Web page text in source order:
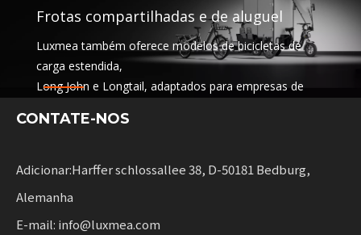
Frotas compartilhadas e de aluguel
Luxmea também oferece modelos de bicicletas de
carga estendida,
Long John e Longtail, adaptados para empresas de
serviços de compartilhamento e frotas de aluguel.
com flexibilidade para empresas que ampliam a
CONTATE-NOS
Adicionar:Harffer schlossallee 38, D-50181 Bedburg,
Alemanha
E-mail: info@luxmea.com